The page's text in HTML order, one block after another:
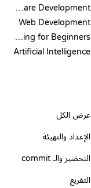
Software Development
Web Development
Coding for Beginners
Artificial Intelligence
عرض الكل
الإعداد والتهيئة
التحضير والـ commit
التفريع